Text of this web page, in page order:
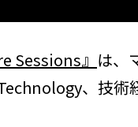
Sessions』 は、
、技術